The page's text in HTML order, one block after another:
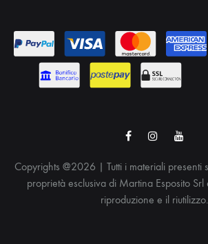
Copyrights @2026 | Tutti i materiali presenti
proprietà esclusiva di Martina Esposito
riproduzione e il riutilizzo.
FacebookInstagram